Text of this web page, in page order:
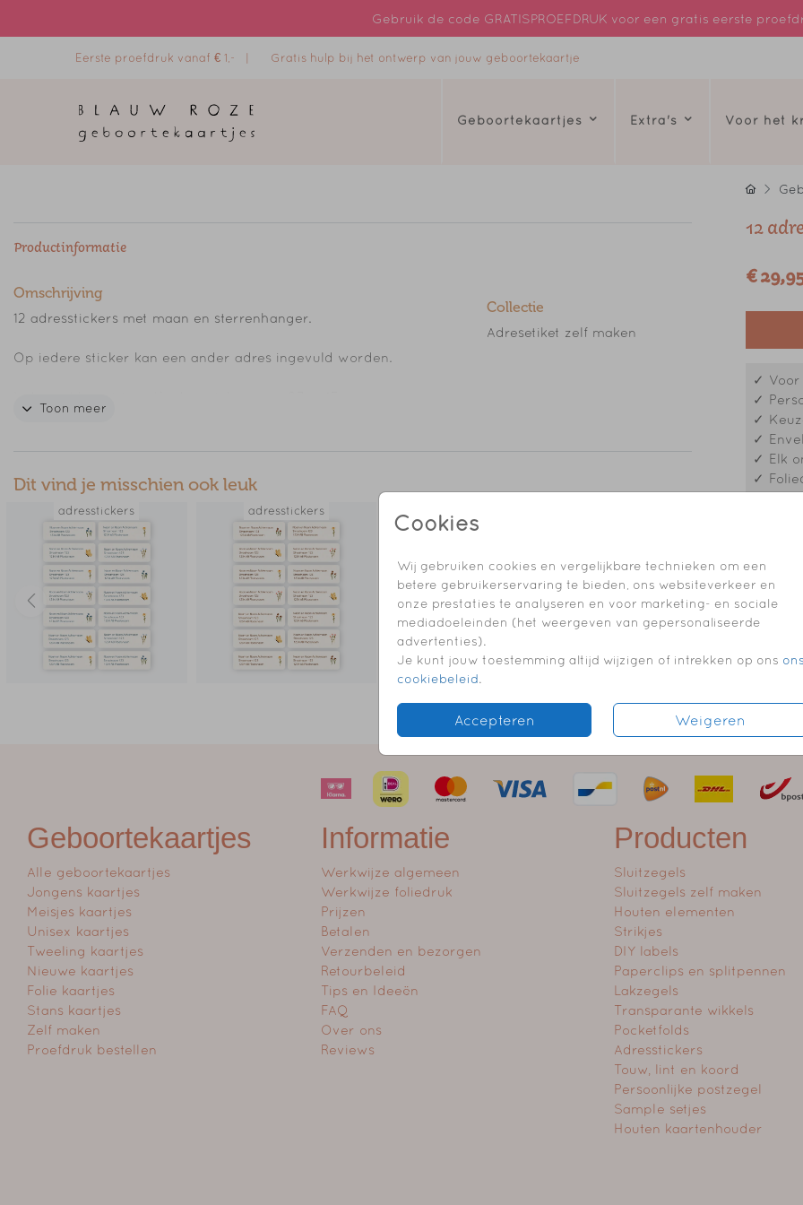
Gebruik de code GRATISPROEFDRUK voor een gratis eerste
Eerste proefdruk vanaf € 1,- | Gratis hulp bij het ontwerp van jouw geboortekaartje
Geboortekaartjes Extra's Voor het
Cookies
Wij gebruiken cookies en vergelijkbare technieken om een
betere gebruikerservaring te bieden, ons websiteverkeer en
onze prestaties te analyseren en voor marketing- en sociale
mediadoeleinden (het weergeven van gepersonaliseerde
advertenties).
Je kunt jouw toestemming altijd wijzigen of intrekken op ons ons
cookiebeleid.
Accepteren Weigeren
Productinformatie
Omschrijving
12 adresstickers met maan en sterrenhanger.
Op iedere sticker kan een ander adres ingevuld worden.
Toon meer
Collectie
Adresetiket zelf maken
Dit vind je misschien ook leuk
adresstickers adresstickers
12
€
✓ Voor
✓
✓
✓
✓ Elk
✓
Prijzen
Geboortekaartjes
Alle geboortekaartjes
Jongens kaartjes
Meisjes kaartjes
Unisex kaartjes
Tweeling kaartjes
Nieuwe kaartjes
Folie kaartjes
Stans kaartjes
Zelf maken
Proefdruk bestellen
Informatie
Werkwijze algemeen
Werkwijze foliedruk
Prijzen
Betalen
Verzenden en bezorgen
Retourbeleid
Tips en Ideeën
FAQ
Over ons
Reviews
Producten
Sluitzegels
Sluitzegels zelf maken
Houten elementen
Strikjes
DIY labels
Paperclips en splitpennen
Lakzegels
Transparante wikkels
Pocketfolds
Adresstickers
Touw, lint en koord
Persoonlijke postzegel
Sample setjes
Houten kaartenhouder